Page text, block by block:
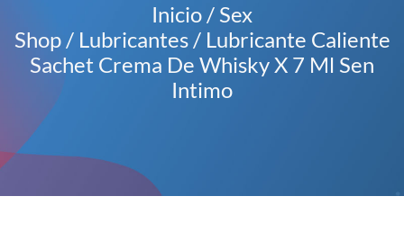
Inicio / Sex
Shop/ Lubricantes/ Lubricante Caliente
Sachet Crema De Whisky X 7 Ml Sen
Intimo